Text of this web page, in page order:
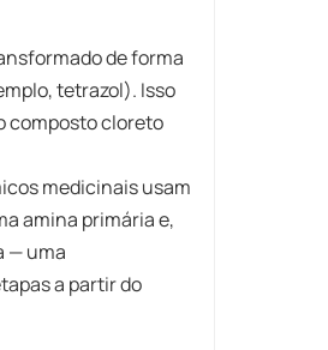
de forma
tetrazol). Isso
composto cloreto
medicinais usam
amina primária e,
— uma
a partir do